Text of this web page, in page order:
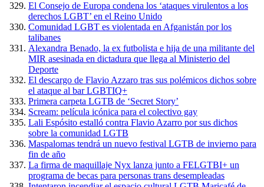
El Consejo de Europa condena los ‘ataques virulentos a los
derechos LGBT’ en el Reino Unido
Comunidad LGBT es violentada en Afganistán por los
talibanes
Alexandra Benado, la ex futbolista e hija de una militante del
MIR asesinada en dictadura que llega al Ministerio del
Deporte
El descargo de Flavio Azzaro tras sus polémicos dichos sobre
el ataque al bar LGBTIQ+
Primera carpeta LGTB de ‘Secret Story’
Scream: película icónica para el colectivo gay
Lali Espósito estalló contra Flavio Azarro por sus dichos
sobre la comunidad LGTB
Maspalomas tendrá un nuevo festival LGTB de invierno para
fin de año
La firma de maquillaje Nyx lanza junto a FELGTBI+ un
programa de becas para personas trans desempleadas